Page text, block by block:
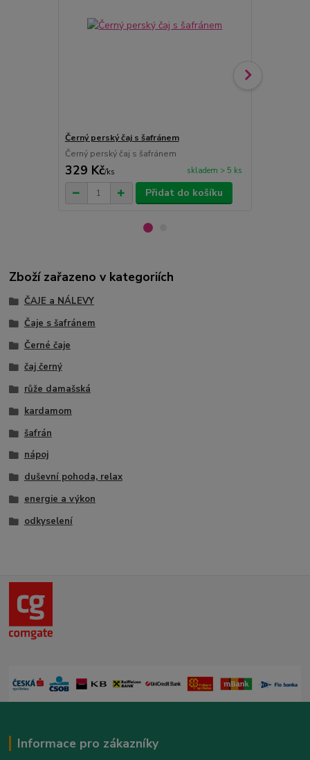
Černý perský čaj s šafránem
Černý perský čaj s šafránem
329 Kč/ks skladem > 5 ks
Přidat do košíku
Zboží zařazeno v kategoriích
ČAJE a NÁLEVY
Čaje s šafránem
Černé čaje
čaj černý
růže damašská
kardamom
šafrán
nápoj
duševní pohoda, relax
energie a výkon
odkyselení
Informace pro zákazníky